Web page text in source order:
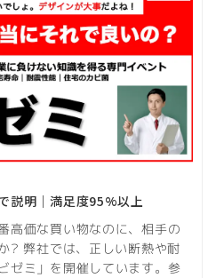
説明｜満足度95%以上
高価な買い物なのに、相手の
? 弊社では、正しい断熱や耐
ゼミ」を開催しています。参